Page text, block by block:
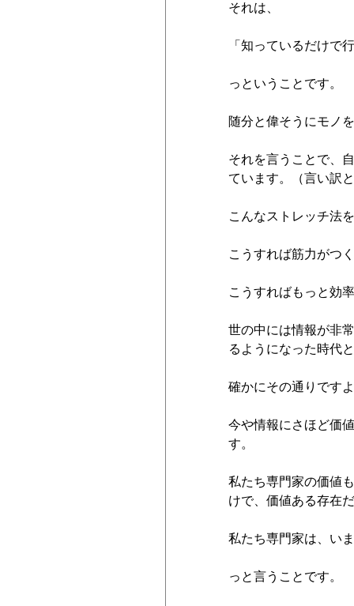
それは、
「知っているだけで
っということです。
随分と偉そうにモノ
それを言うことで、
ています。（言い訳
こんなストレッチ法
こうすれば筋力がつ
こうすればもっと効
世の中には情報が非
るようになった時代
確かにその通りです
今や情報にさほど価
す。
私たち専門家の価値
けで、価値ある存在
私たち専門家は、い
っと言うことです。